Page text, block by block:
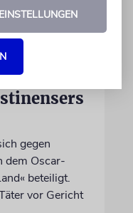
wegen
gegen
dem Oscar-
beteiligt.
vor Gericht
EINSTELLUNGEN